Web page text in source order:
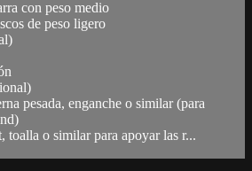
con peso medio
de peso ligero
pesada, enganche o similar (para
o similar para apoyar las r...